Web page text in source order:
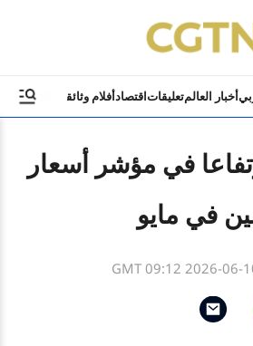
أخبار العالمتعليقات اقتصادأفلام وثائقية ثقافة
ارتفاعا في مؤشر أسعار
في مايو
GMT 09:12 2026-06-